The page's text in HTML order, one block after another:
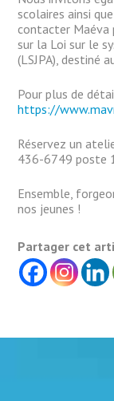
scolaires ainsi
contacter Maéva
sur la Loi sur le
(LSJPA), destiné
Pour plus de
https://
Réservez un
436-6749 poste
Ensemble,
nos jeunes !
Partager cet